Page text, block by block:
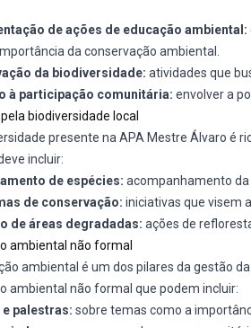
de ações de educação ambiental:
da conservação ambiental.
da biodiversidade: atividades que
à participação comunitária: envolver a
biodiversidade local
presente na APA Mestre Álvaro é
incluir:
de espécies: acompanhamento da
de conservação: iniciativas que visem
de áreas degradadas: ações de
ambiental não formal
ambiental é um dos pilares da gestão
ambiental não formal que podem incluir:
e palestras: sobre temas como a